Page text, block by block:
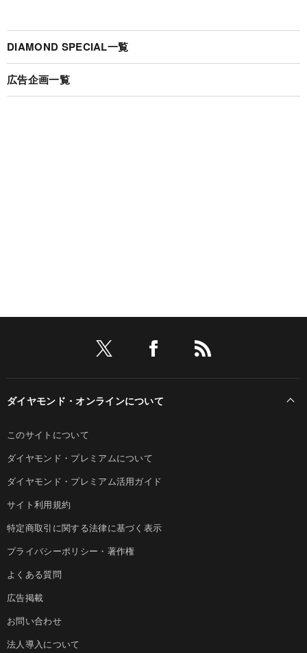
DIAMOND SPECIAL一覧
広告企画一覧
ダイヤモンド・オンラインについて
このサイトについて
ダイヤモンド・プレミアムについて
ダイヤモンド・プレミアム活用ガイド
サイト利用規約
特定商取引に関する法律に基づく表示
プライバシーポリシー・著作権
よくある質問
広告掲載
お問い合わせ
法人導入について